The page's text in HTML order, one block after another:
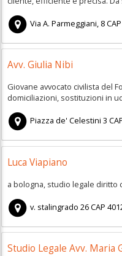
Via A. Parmeggiani, 8
Avv. Giulia Nibi
Giovane avvocato civilista del
domiciliazioni, sostituzioni in
Piazza de' Celestini 3
Luca Viapiano
a bologna, studio legale diritto
v. stalingrado 26CAP
Studio Legale Avv. Maria